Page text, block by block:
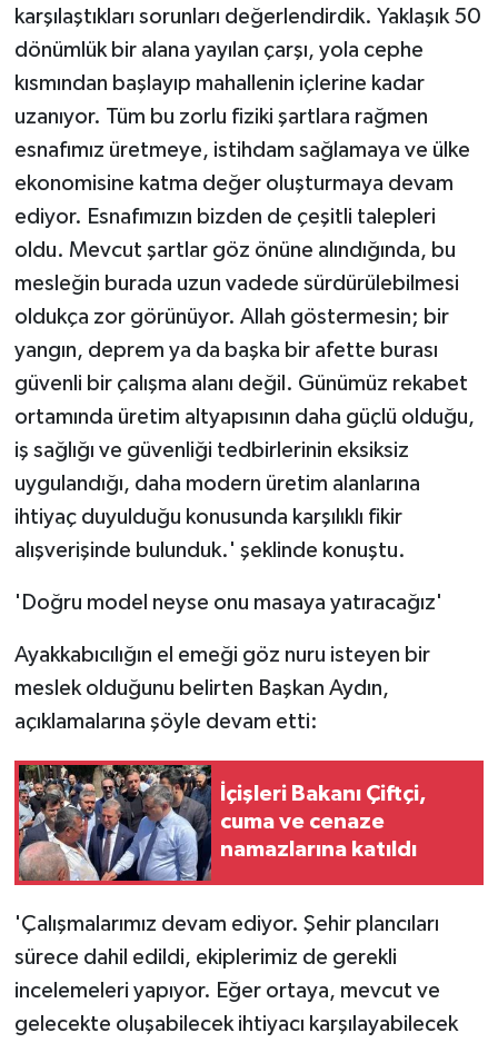
karşılaştıkları sorunları değerlendirdik. Yaklaşık 50
dönümlük bir alana yayılan çarşı, yola cephe
kısmından başlayıp mahallenin içlerine kadar
uzanıyor. Tüm bu zorlu fiziki şartlara rağmen
esnafımız üretmeye, istihdam sağlamaya ve ülke
ekonomisine katma değer oluşturmaya devam
ediyor. Esnafımızın bizden de çeşitli talepleri
oldu. Mevcut şartlar göz önüne alındığında, bu
mesleğin burada uzun vadede sürdürülebilmesi
oldukça zor görünüyor. Allah göstermesin; bir
yangın, deprem ya da başka bir afette burası
güvenli bir çalışma alanı değil. Günümüz rekabet
ortamında üretim altyapısının daha güçlü olduğu,
iş sağlığı ve güvenliği tedbirlerinin eksiksiz
uygulandığı, daha modern üretim alanlarına
ihtiyaç duyulduğu konusunda karşılıklı fikir
alışverişinde bulunduk.' şeklinde konuştu.
'Doğru model neyse onu masaya yatıracağız'
Ayakkabıcılığın el emeği göz nuru isteyen bir
meslek olduğunu belirten Başkan Aydın,
açıklamalarına şöyle devam etti:
İçişleri Bakanı Çiftçi,
cuma ve cenaze
namazlarına katıldı
'Çalışmalarımız devam ediyor. Şehir plancıları
sürece dahil edildi, ekiplerimiz de gerekli
incelemeleri yapıyor. Eğer ortaya, mevcut ve
gelecekte oluşabilecek ihtiyacı karşılayabilecek